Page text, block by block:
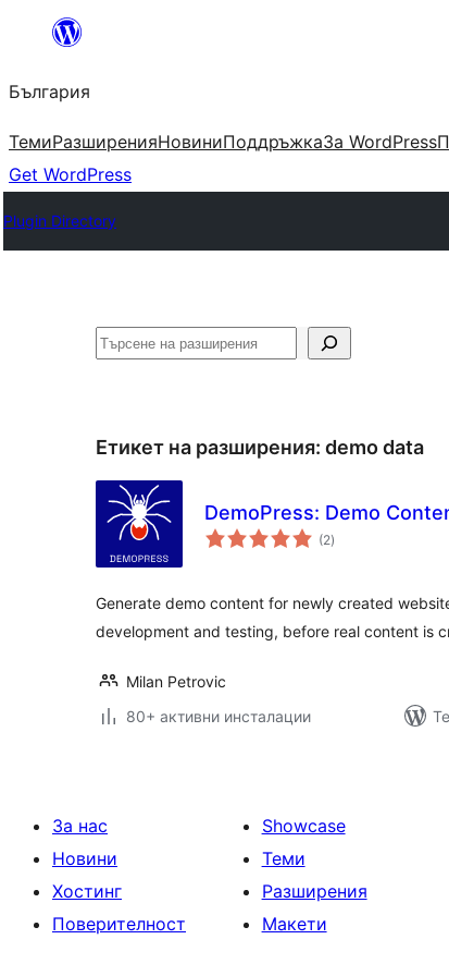
България
ТемиРазширенияНовиниПоддръжкаЗа WordPress
Get WordPress
Plugin Directory
Търсене
Етикет на разширения: demo data
DemoPress: Demo
(2общо
оценки
)
Generate demo content for newly created
development and testing, before real content is
Milan Petrovic
80+ активни инсталации
За нас
Новини
Хостинг
Поверителност
Showcase
Теми
Разширения
Макети